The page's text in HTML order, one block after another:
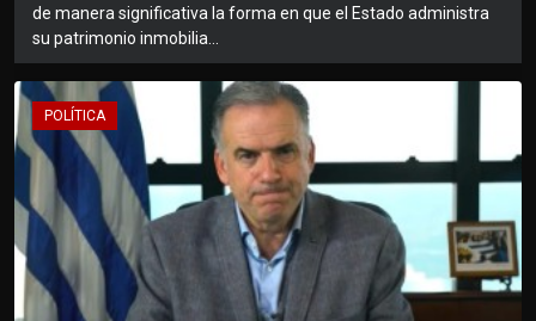
de manera significativa la forma en que el Estado administra
su patrimonio inmobilia...
POLÍTICA